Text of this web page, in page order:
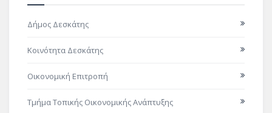
Δήμος Δεσκάτης
Κοινότητα Δεσκάτης
Οικονομική Επιτροπή
Τμήμα Τοπικής Οικονομικής Ανάπτυξης